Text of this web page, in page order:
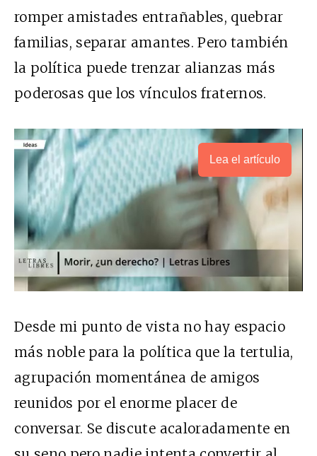
romper amistades entrañables, quebrar
familias, separar amantes. Pero también
la política puede trenzar alianzas más
poderosas que los vínculos fraternos.
Lea el artículo
Desde mi punto de vista no hay espacio
más noble para la política que la tertulia,
agrupación momentánea de amigos
reunidos por el enorme placer de
conversar. Se discute acaloradamente en